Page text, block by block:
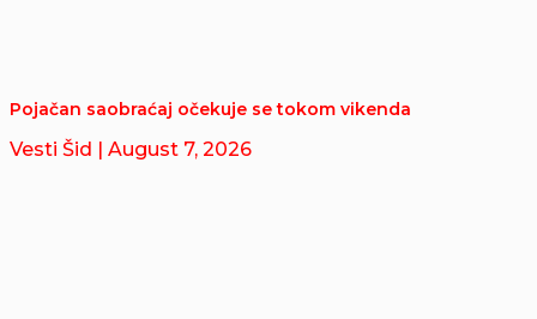
Pojačan saobraćaj očekuje se tokom vikenda
Vesti Šid | August 7, 2026